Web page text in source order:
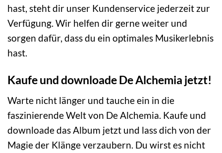
hast, steht dir unser Kundenservice jederzeit zur
Verfügung. Wir helfen dir gerne weiter und
sorgen dafür, dass du ein optimales Musikerlebnis
hast.
Kaufe und downloade De Alchemia jetzt!
Warte nicht länger und tauche ein in die
faszinierende Welt von De Alchemia. Kaufe und
downloade das Album jetzt und lass dich von der
Magie der Klänge verzaubern. Du wirst es nicht